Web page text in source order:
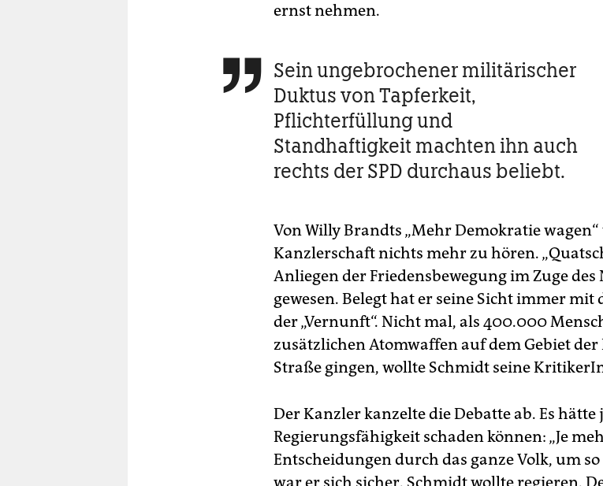
ernst nehmen.
 Sein ungebrochener militärischer
Duktus von Tapferkeit,
Pflichterfüllung und
Standhaftigkeit machten ihn auch
rechts der SPD durchaus beliebt.
Von Willy Brandts „Mehr Demokratie
Kanzlerschaft nichts mehr zu hören.
Anliegen der Friedensbewegung im Zuge des
gewesen. Belegt hat er seine Sicht immer
der „Vernunft“. Nicht mal, als 400.000
zusätzlichen Atomwaffen auf dem Gebiet
Straße gingen, wollte Schmidt seine
Der Kanzler kanzelte die Debatte ab. Es hätte
Regierungsfähigkeit schaden können: „Je
Entscheidungen durch das ganze Volk, um
war er sich sicher. Schmidt wollte regieren.